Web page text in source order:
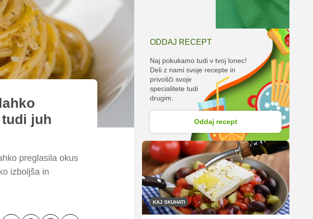
juh
preglasila okus
izboljša in
ODDAJ RECEPT
Naj pokukamo tudi v tvoj lonec!
Deli z nami svoje recepte in
privošči svoje
specialitete tudi
drugim.
Oddaj recept
KAJ SKUHATI